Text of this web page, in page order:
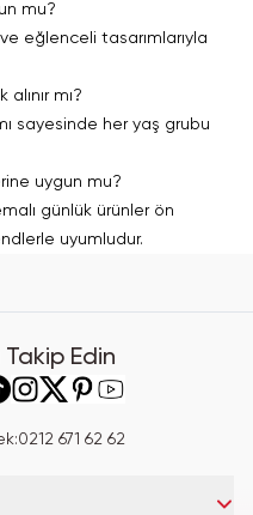
mu?
eğlenceli tasarımlarıyla
mı?
sayesinde her yaş grubu
uygun mu?
günlük ürünler ön
uyumludur.
Takip Edin
:0212 671 62 62